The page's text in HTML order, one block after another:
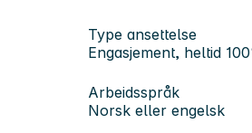
Type ansettelse
Engasjement, heltid
Arbeidsspråk
Norsk eller engelsk